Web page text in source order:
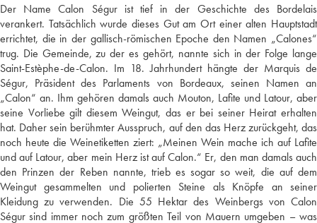
Der Name Calon Ségur ist tief in der Geschichte des Bordelais
verankert. Tatsächlich wurde dieses Gut am Ort einer alten Hauptstadt
errichtet, die in der gallisch-römischen Epoche den Namen „Calones“
trug. Die Gemeinde, zu der es gehört, nannte sich in der Folge lange
Saint-Estèphe-de-Calon. Im 18. Jahrhundert hängte der Marquis de
Ségur, Präsident des Parlaments von Bordeaux, seinen Namen an
„Calon“ an. Ihm gehören damals auch Mouton, Lafite und Latour, aber
seine Vorliebe gilt diesem Weingut, das er bei seiner Heirat erhalten
hat. Daher sein berühmter Ausspruch, auf den das Herz zurückgeht, das
noch heute die Weinetiketten ziert: „Meinen Wein mache ich auf Lafite
und auf Latour, aber mein Herz ist auf Calon.“ Er, den man damals auch
den Prinzen der Reben nannte, trieb es sogar so weit, die auf dem
Weingut gesammelten und polierten Steine als Knöpfe an seiner
Kleidung zu verwenden. Die 55 Hektar des Weinbergs von Calon
Ségur sind immer noch zum größten Teil von Mauern umgeben – was